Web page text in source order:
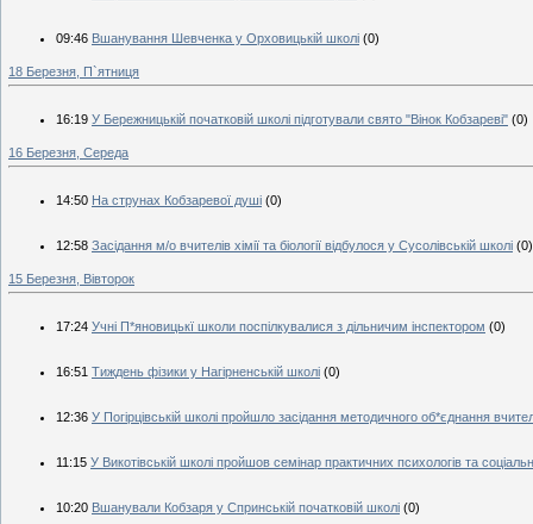
09:46 Вшанування Шевченка у Орховицькій школі (0)
18 Березня, П`ятниця
16:19 У Бережницькій початковій школі підготували свято "Вінок Кобзареві" (0)
16 Березня, Середа
14:50 На струнах Кобзаревої душі (0)
12:58 Засідання м/о вчителів хімії та біології відбулося у Сусолівській школі (0)
15 Березня, Вівторок
17:24 Учні П*яновицькї школи поспілкувалися з дільничим інспектором (0)
16:51 Тиждень фізики у Нагірненській школі (0)
12:36 У Погірцівській школі пройшло засідання методичного об*єднання
11:15 У Викотівській школі пройшов семінар практичних психологів та
10:20 Вшанували Кобзаря у Спринській початковій школі (0)